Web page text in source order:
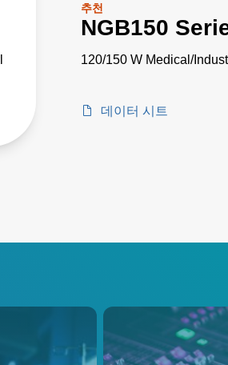
추천
NGB150
120/150 W Medical/
데이터 시트